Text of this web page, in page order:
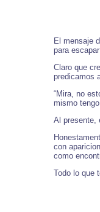
El mensaje
para
Claro que
predicamos
“Mira, no
mismo
Al presente,
con
como
Todo lo que